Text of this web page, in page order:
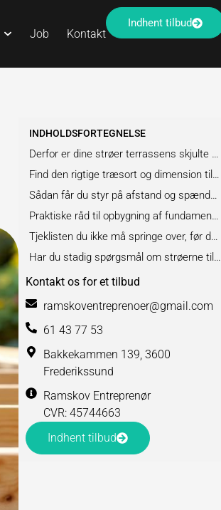
Job Kontakt
Indhent tilbud
INDHOLDSFORTEGNELSE
Derfor er dine strøer terrassens skjulte rygrad
Find den rigtige træsort og dimension til dine strøer
Sådan får du styr på afstand og spændvidde
Praktiske råd til opbygning af fundamentet
Tjeklisten du ikke må springe over, før du bygger
Har du stadig spørgsmål om strøerne til terrassen?
Kontakt os for et tilbud
ramskoventreprenoer@gmail.com
61 43 77 53
Bakkekammen 139, 3600
Frederikssund
Ramskov Entreprenør
CVR: 45744663
Indhent tilbud